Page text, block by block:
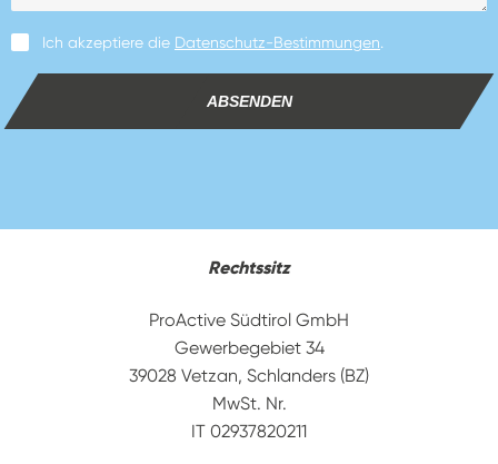
Ich akzeptiere die Datenschutz-Bestimmungen.
ABSENDEN
Rechtssitz
ProActive Südtirol GmbH
Gewerbegebiet 34
39028 Vetzan, Schlanders (BZ)
MwSt. Nr.
IT 02937820211